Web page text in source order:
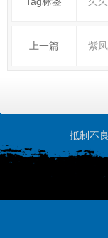
上一篇 紫
抵制不